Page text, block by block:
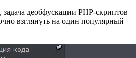
деобфускации PHP-cкриптов
взглянуть на один популярный